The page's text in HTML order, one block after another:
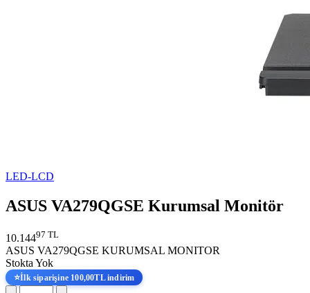
LED-LCD
ASUS VA279QGSE Kurumsal Monitör
10.14497 TL
ASUS VA279QGSE KURUMSAL MONITOR
Stokta Yok
⭐İlk siparişine 100,00TL indirim